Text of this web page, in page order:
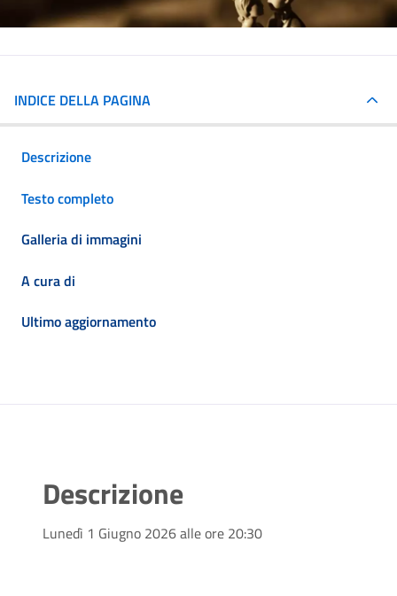
INDICE DELLA PAGINA
Descrizione
Testo completo
Galleria di immagini
A cura di
Ultimo aggiornamento
Descrizione
Lunedì 1 Giugno 2026 alle ore 20:30